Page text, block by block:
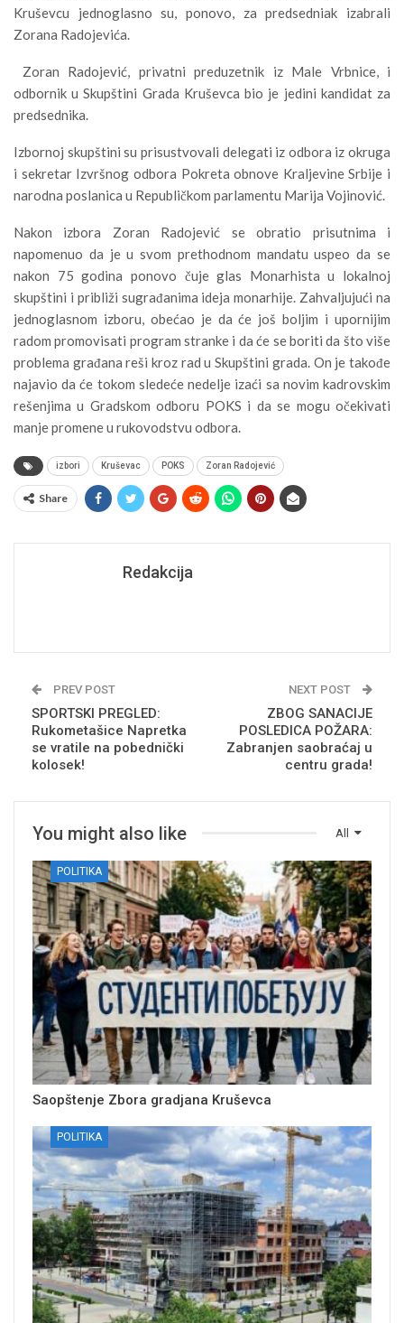
Kruševcu jednoglasno su, ponovo, za predsedniak izabrali
Zorana Radojevića.
Zoran Radojević, privatni preduzetnik iz Male Vrbnice, i
odbornik u Skupštini Grada Kruševca bio je jedini kandidat za
predsednika.
Izbornoj skupštini su prisustvovali delegati iz odbora iz okruga
i sekretar Izvršnog odbora Pokreta obnove Kraljevine Srbije i
narodna poslanica u Republičkom parlamentu Marija Vojinović.
Nakon izbora Zoran Radojević se obratio prisutnima i
napomenuo da je u svom prethodnom mandatu uspeo da se
nakon 75 godina ponovo čuje glas Monarhista u lokalnoj
skupštini i približi sugrađanima ideja monarhije. Zahvaljujući na
jednoglasnom izboru, obećao je da će još boljim i upornijim
radom promovisati program stranke i da će se boriti da što više
problema građana reši kroz rad u Skupštini grada. On je takođe
najavio da će tokom sledeće nedelje izaći sa novim kadrovskim
rešenjima u Gradskom odboru POKS i da se mogu očekivati
manje promene u rukovodstvu odbora.
izbori Kruševac POKS Zoran Radojević
Share
Redakcija
PREV POST
SPORTSKI PREGLED:
Rukometašice Napretka
se vratile na pobednički
kolosek!
NEXT POST
ZBOG SANACIJE
POSLEDICA POŽARA:
Zabranjen saobraćaj u
centru grada!
All
You might also like
POLITIKA
Saopštenje Zbora gradjana Kruševca
POLITIKA